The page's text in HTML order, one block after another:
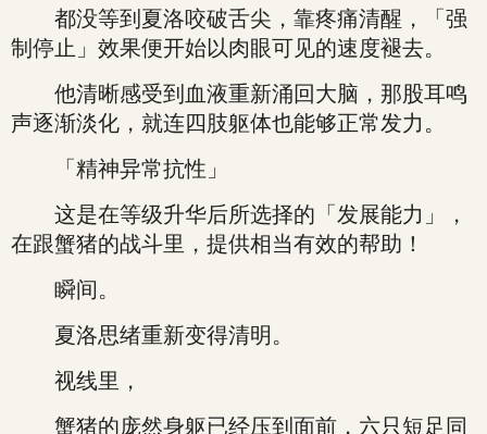
都没等到夏洛咬破舌尖，靠疼痛清醒，「强
制停止」效果便开始以肉眼可见的速度褪去。
他清晰感受到血液重新涌回大脑，那股耳鸣
声逐渐淡化，就连四肢躯体也能够正常发力。
「精神异常抗性」
这是在等级升华后所选择的「发展能力」，
在跟蟹猪的战斗里，提供相当有效的帮助！
瞬间。
夏洛思绪重新变得清明。
视线里，
蟹猪的庞然身躯已经压到面前，六只短足同